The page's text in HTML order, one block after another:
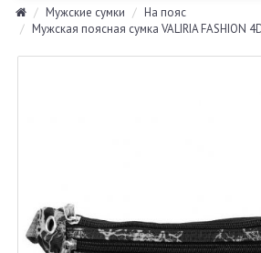
Мужские сумки
На пояс
Мужская поясная сумка VALIRIA FASHION